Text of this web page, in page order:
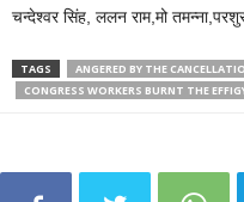
चन्देश्वर सिंह, ललन राम,मो
TAGS
ANGERED BY THE
CONGRESS WORKERS BURNT THE